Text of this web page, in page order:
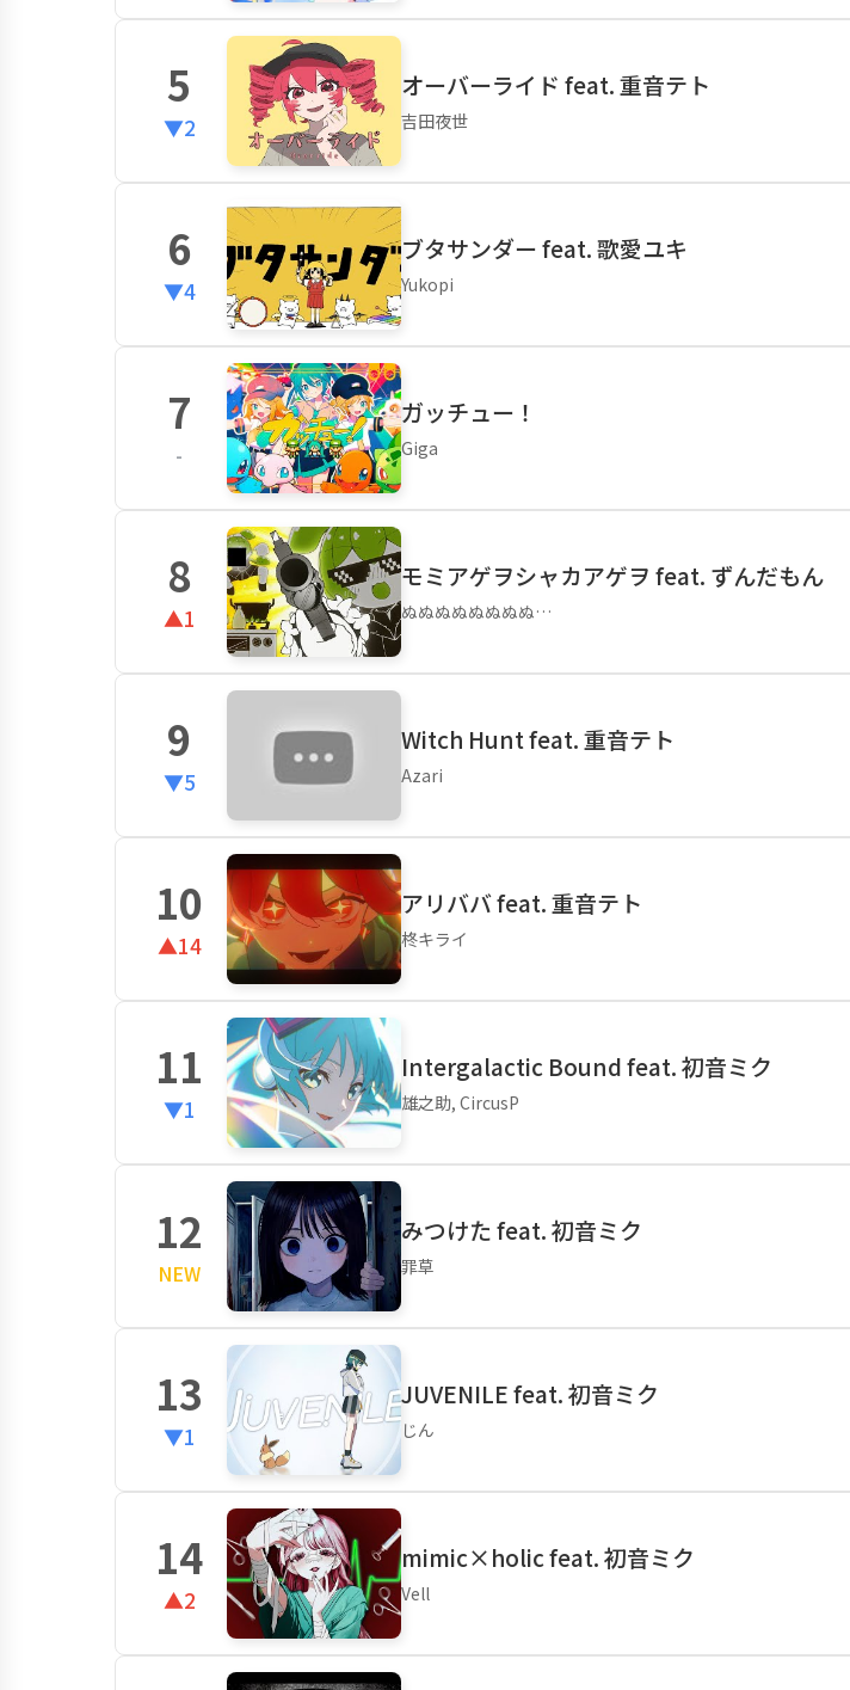
5
▼2
オーバーライド feat. 重音テト
吉田夜世
6
▼4
ブタサンダー feat. 歌愛ユキ
Yukopi
7
-
ガッチュー！
Giga
8
▲1
モミアゲヲシャカアゲヲ feat. ずんだもん
ぬぬぬぬぬぬぬぬ…
9
▼5
Witch Hunt feat. 重音テト
Azari
10
▲14
アリババ feat. 重音テト
柊キライ
11
▼1
Intergalactic Bound feat. 初音ミク
雄之助, CircusP
12
NEW
みつけた feat. 初音ミク
罪草
13
▼1
JUVENILE feat. 初音ミク
じん
14
▲2
mimic×holic feat. 初音ミク
Vell